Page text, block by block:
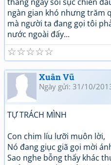
ngàn gian khó nhưng trăm
mà người ta đang gọi tôi
nước ngoài đấy...
☆
☆
☆
☆
☆
Xuân Vũ
Ngày gửi: 31/10/
TỰ TRÁCH MÌNH
Con chim líu lưỡi muôn lời,
Nó đang giục giã gọi mời
Sao nghe bỗng thấy khác